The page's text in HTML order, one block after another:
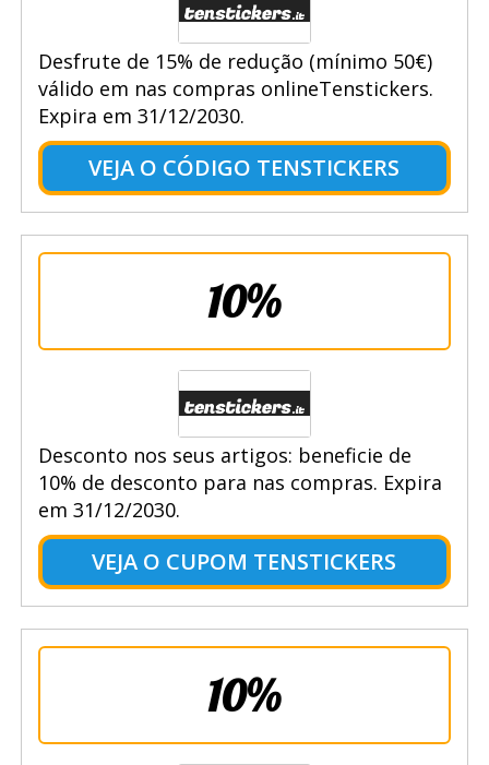
Desfrute de 15% de redução (mínimo 50€)
válido em nas compras onlineTenstickers.
Expira em 31/12/2030.
VEJA O CÓDIGO TENSTICKERS
10%
Desconto nos seus artigos: beneficie de
10% de desconto para nas compras. Expira
em 31/12/2030.
VEJA O CUPOM TENSTICKERS
10%